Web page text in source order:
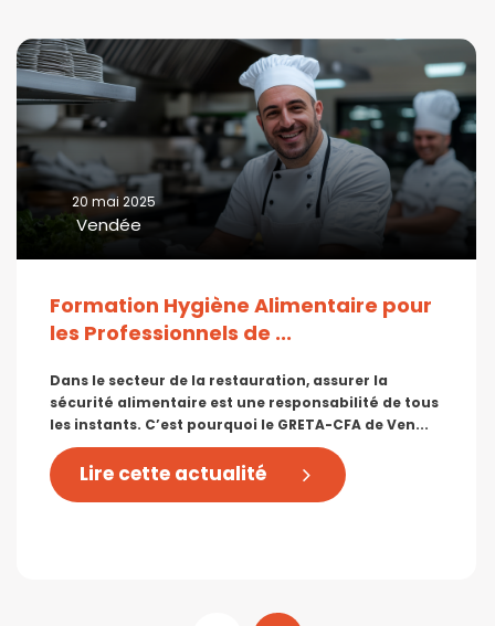
20 mai 2025
Vendée
Formation Hygiène Alimentaire pour
les Professionnels de ...
Dans le secteur de la restauration, assurer la
sécurité alimentaire est une responsabilité de tous
les instants. C’est pourquoi le GRETA-CFA de Ven...
Lire cette actualité